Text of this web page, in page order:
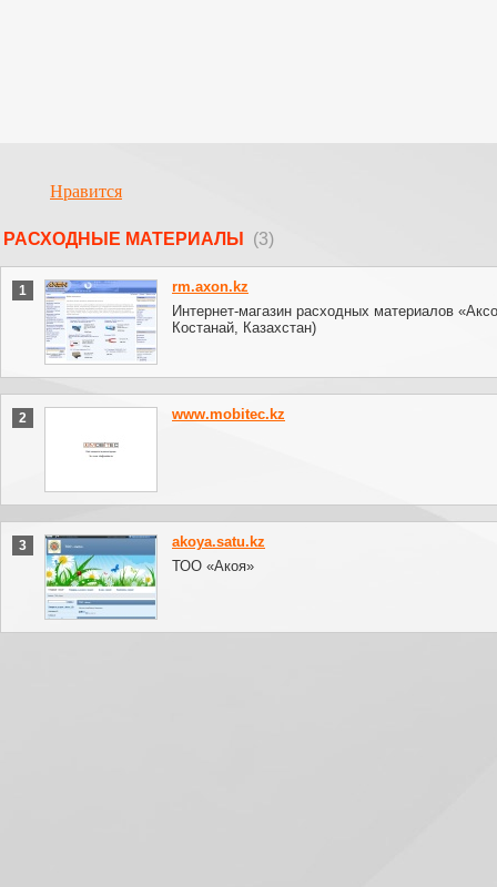
Нравится
РАСХОДНЫЕ МАТЕРИАЛЫ (3)
1
rm.axon.kz
Интернет-магазин расходных материалов
Костанай, Казахстан)
2 www.mobitec.kz
3
akoya.satu.kz
ТОО «Акоя»